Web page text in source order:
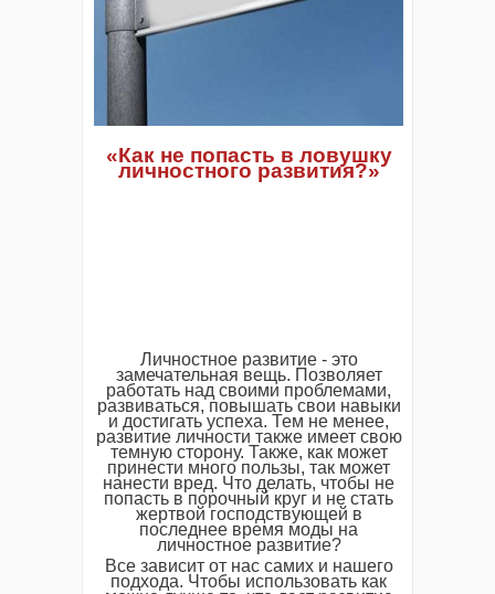
«Как не попасть в ловушку
личностного развития?»
Личностное развитие - это
замечательная вещь. Позволяет
работать над своими проблемами,
развиваться, повышать свои навыки
и достигать успеха. Тем не менее,
развитие личности также имеет свою
темную сторону. Также, как может
принести много пользы, так может
нанести вред. Что делать, чтобы не
попасть в порочный круг и не стать
жертвой господствующей в
последнее время моды на
личностное развитие?
Все зависит от нас самих и нашего
подхода. Чтобы использовать как